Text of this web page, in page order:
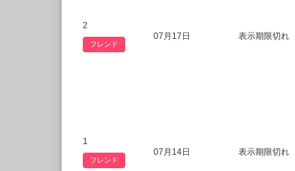
2
フレンド
07月17日 表示期限切れ
1
フレンド
07月14日 表示期限切れ